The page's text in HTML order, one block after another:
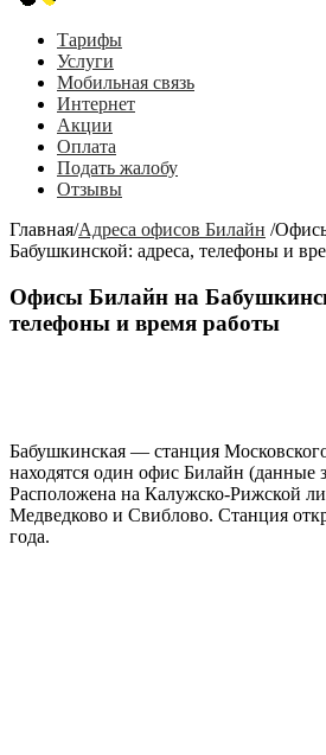
Тарифы
Услуги
Мобильная связь
Интернет
Акции
Оплата
Подать жалобу
Отзывы
Главная/Адреса офисов Билайн /
Бабушкинской: адреса, телефоны и
Офисы Билайн на
телефоны и время работы
Бабушкинская — станция
находятся один офис Билайн (данные
Расположена на Калужско-Рижской
Медведково и Свиблово. Станция
года.